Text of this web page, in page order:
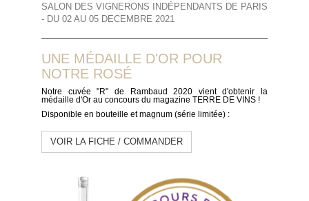
SALON DES VIGNERONS INDÉPENDANTS DE PARIS
- DU 02 AU 05 DECEMBRE 2021
UNE MÉDAILLE D'OR POUR
NOTRE ROSÉ
Notre cuvée "R" de Rambaud 2020 vient d'obtenir la
médaille d'Or au concours du magazine TERRE DE VINS !
Disponible en bouteille et magnum (série limitée) :
VOIR LA FICHE / COMMANDER